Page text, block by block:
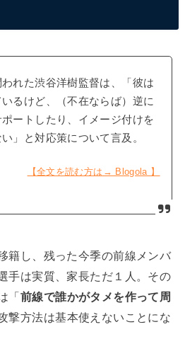
れた渋谷洋樹監督は、「彼は
るけど、（不在ならば）逆に
ートしたり、イメージ付けを
」と対応策について言及。
【全文を読む方は→ Blogola 】
籍し、残った今季の前線メンバ
手は実質、家長ただ１人。その
「前線で誰かがタメを作って周
撃方法は基本使えないことにな